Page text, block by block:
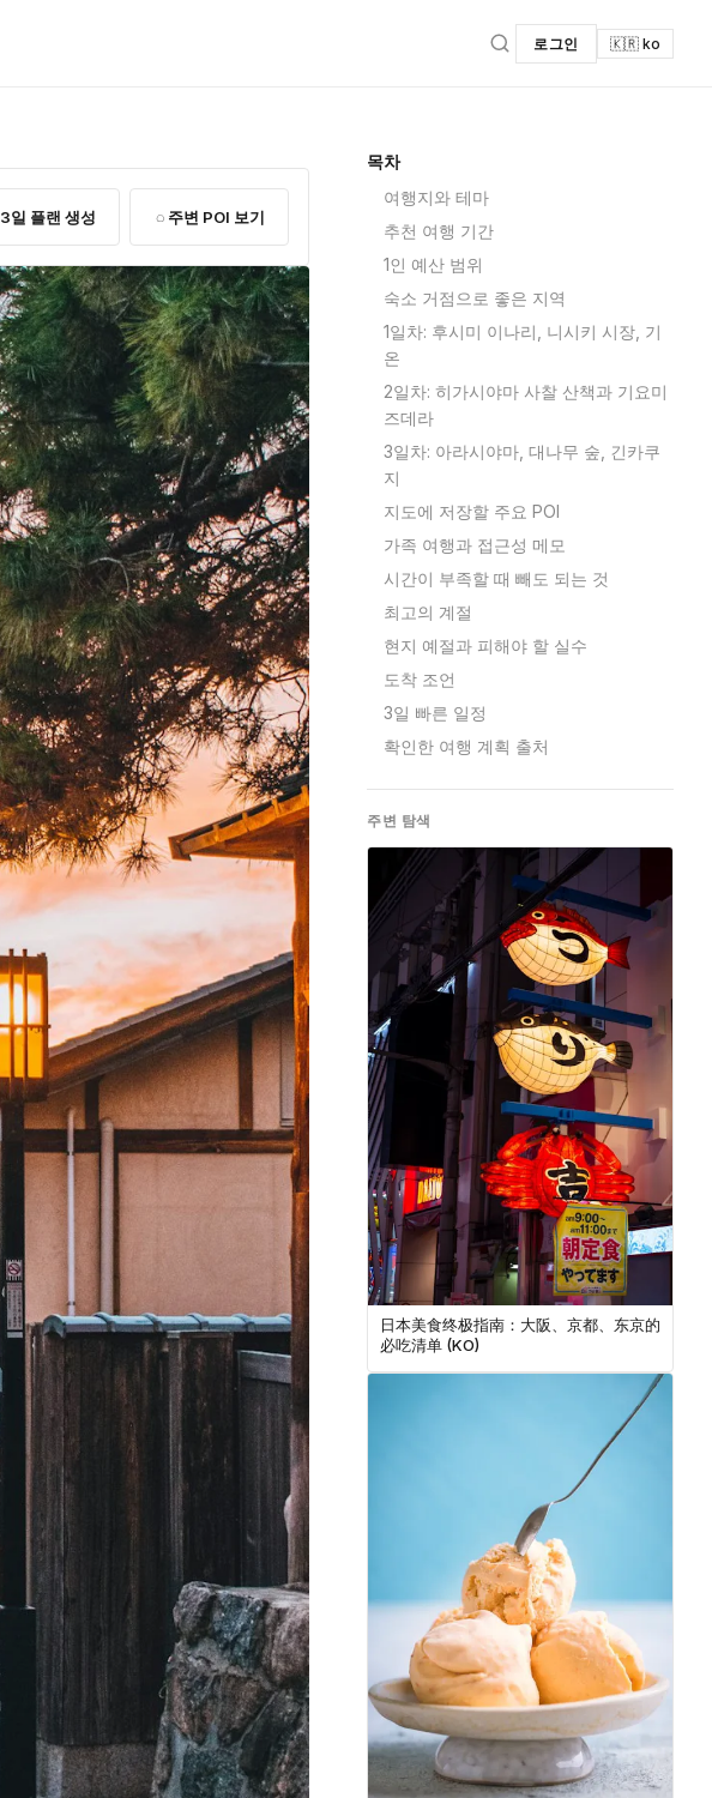
로그인 🇰🇷 ko
3일 플랜 생성 주변 POI 보기
목차
여행지와 테마
추천 여행 기간
1인 예산 범위
숙소 거점으로 좋은 지역
1일차: 후시미 이나리, 니시키 시장, 기
온
2일차: 히가시야마 사찰 산책과 기요미
즈데라
3일차: 아라시야마, 대나무 숲, 긴카쿠
지
지도에 저장할 주요 POI
가족 여행과 접근성 메모
시간이 부족할 때 빼도 되는 것
최고의 계절
현지 예절과 피해야 할 실수
도착 조언
3일 빠른 일정
확인한 여행 계획 출처
주변 탐색
日本美食终极指南：大阪、京都、东京的
必吃清单 (KO)